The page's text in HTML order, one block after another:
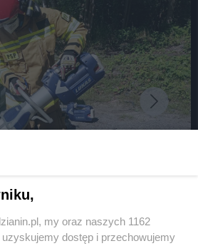
my oraz naszych 1162
dostęp i przechowujemy